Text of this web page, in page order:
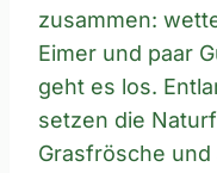
zusammen:
Eimer und paar
geht es los.
setzen die
Grasfrösche